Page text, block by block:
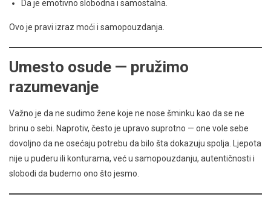
Da je emotivno slobodna i samostalna.
Ovo je pravi izraz moći i samopouzdanja.
Umesto osude — pružimo
razumevanje
Važno je da ne sudimo žene koje ne nose šminku kao da se ne
brinu o sebi. Naprotiv, često je upravo suprotno — one vole sebe
dovoljno da ne osećaju potrebu da bilo šta dokazuju spolja. Ljepota
nije u puderu ili konturama, već u samopouzdanju, autentičnosti i
slobodi da budemo ono što jesmo.